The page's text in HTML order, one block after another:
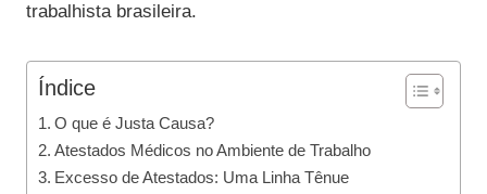
trabalhista brasileira.
Índice
O que é Justa Causa?
Atestados Médicos no Ambiente de Trabalho
Excesso de Atestados: Uma Linha Tênue